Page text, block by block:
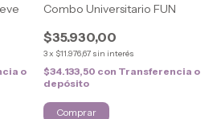
o
Combo Universitario FUN
$35.930,00
3x $11.976,67 sin interés
$34.133,50 con Transferencia o
depósito
Comprar